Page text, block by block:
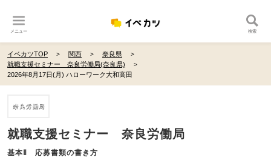
メニュー 検索
イベカツTOP 関西
奈良県
就職支援セミナー 奈良労働局(奈良県)
2026年8月17日(月) ハローワーク大和高田
就職支援セミナー 奈良労働局
基本Ⅱ 応募書類の書き方